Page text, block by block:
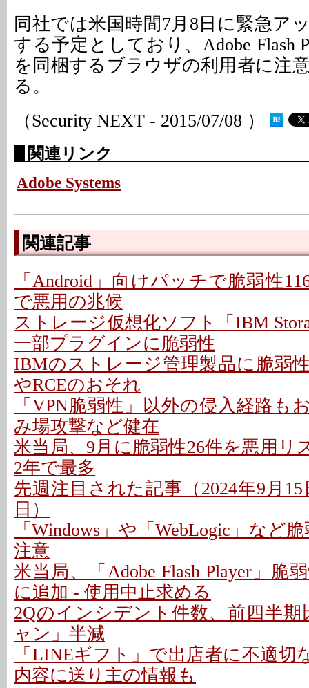
同社では米国時間7月8日に緊急ア
する予定としており、Adobe Flash
を同梱するブラウザの利用者に注
る。
（Security NEXT - 2015/07/08 ）
関連リンク
Adobe Systems
関連記事
「Android」向けパッチで脆弱性
で悪用の兆候
ストレージ仮想化ソフト「IBM
一部プラグインに脆弱性
IBMのストレージ管理製品に脆弱
やRCEのおそれ
「VPN脆弱性」以外の侵入経路も
み場攻撃など健在
米当局、9月に脆弱性26件を悪用リ
2年で最多
先週注目された記事（2024年9月15
日）
「Windows」や「WebLogic」など
注意
米当局、「Adobe Flash Player」脆
に追加 - 使用中止求める
2Qのインシデント件数、前四半期
ャン」半減
「LINEギフト」で出店者に不適切
内容に送り主の情報も